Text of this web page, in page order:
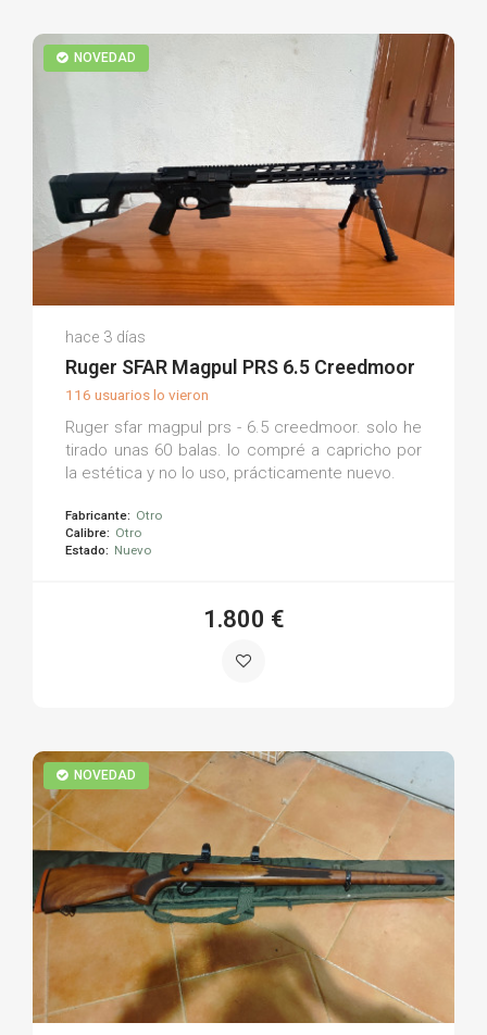
NOVEDAD
David Jose M.
hace 3 días
Ruger SFAR Magpul PRS 6.5 Creedmoor
116 usuarios lo vieron
Ruger sfar magpul prs - 6.5 creedmoor. solo he
tirado unas 60 balas. lo compré a capricho por
la estética y no lo uso, prácticamente nuevo.
Fabricante: Otro
Calibre: Otro
Estado: Nuevo
1.800 €
NOVEDAD